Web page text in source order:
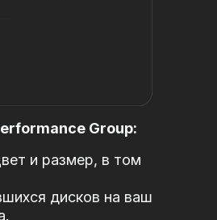
Group:
и размер, в том
дисков на ваш